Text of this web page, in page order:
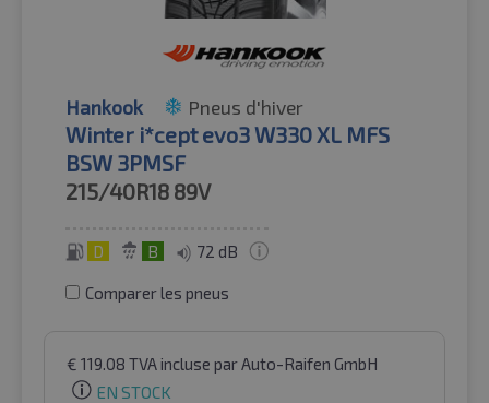
Hankook Pneus d'hiver
Winter i*cept evo3 W330 XL MFS
BSW 3PMSF
215/40R18 89V
D B 72 dB
Comparer les pneus
€ 119.08 TVA incluse par Auto-Raifen GmbH
EN STOCK